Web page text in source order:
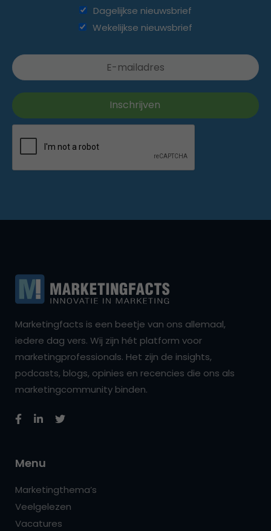
Dagelijkse nieuwsbrief
Wekelijkse nieuwsbrief
Marketingfacts is een beetje van ons allemaal,
iedere dag vers. Wij zijn hét platform voor
marketingprofessionals. Het zijn de insights,
podcasts, blogs, opinies en recencies die ons als
marketingcommunity binden.
Menu
Marketingthema’s
Veelgelezen
Vacatures